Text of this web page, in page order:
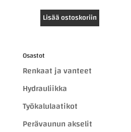
Lisää ostoskoriin
Osastot
Renkaat ja vanteet
Hydrauliikka
Työkalulaatikot
Perävaunun akselit